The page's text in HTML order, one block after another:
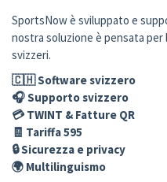
SportsNow è sviluppato e
nostra soluzione è pensata
svizzeri.
🇨🇭 Software svizzero
🎧 Supporto svizzero
💳 TWINT & Fatture QR
🧾 Tariffa 595
🔒 Sicurezza e privacy
🌍 Multilinguismo